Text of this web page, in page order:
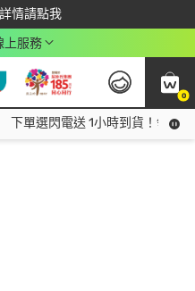
情請點我
回饋$350
上服務
0
下單選閃電送 1小時到貨！領神